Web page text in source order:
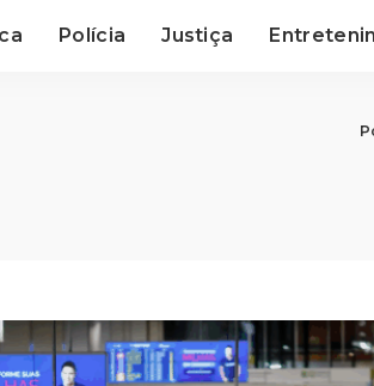
Polícia Justiça